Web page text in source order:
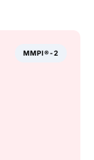
MMPI®-2